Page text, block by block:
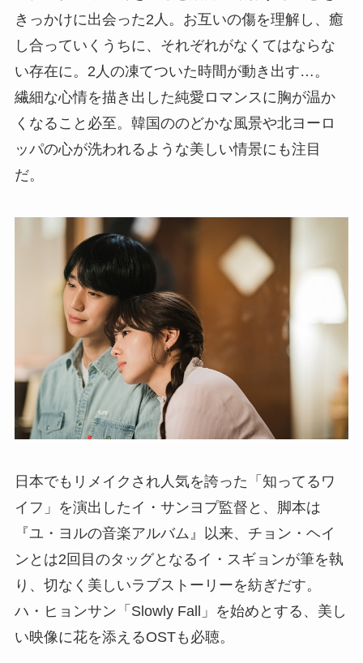
きっかけに出会った2人。お互いの傷を理解し、癒
し合っていくうちに、それぞれがなくてはならな
い存在に。2人の凍てついた時間が動き出す…。
繊細な心情を描き出した純愛ロマンスに胸が温か
くなること必至。韓国ののどかな風景や北ヨーロ
ッパの心が洗われるような美しい情景にも注目
だ。
日本でもリメイクされ人気を誇った「知ってるワ
イフ」を演出したイ・サンヨプ監督と、脚本は
『ユ・ヨルの音楽アルバム』以来、チョン・ヘイ
ンとは2回目のタッグとなるイ・スギョンが筆を執
り、切なく美しいラブストーリーを紡ぎだす。
ハ・ヒョンサン「Slowly Fall」を始めとする、美し
い映像に花を添えるOSTも必聴。